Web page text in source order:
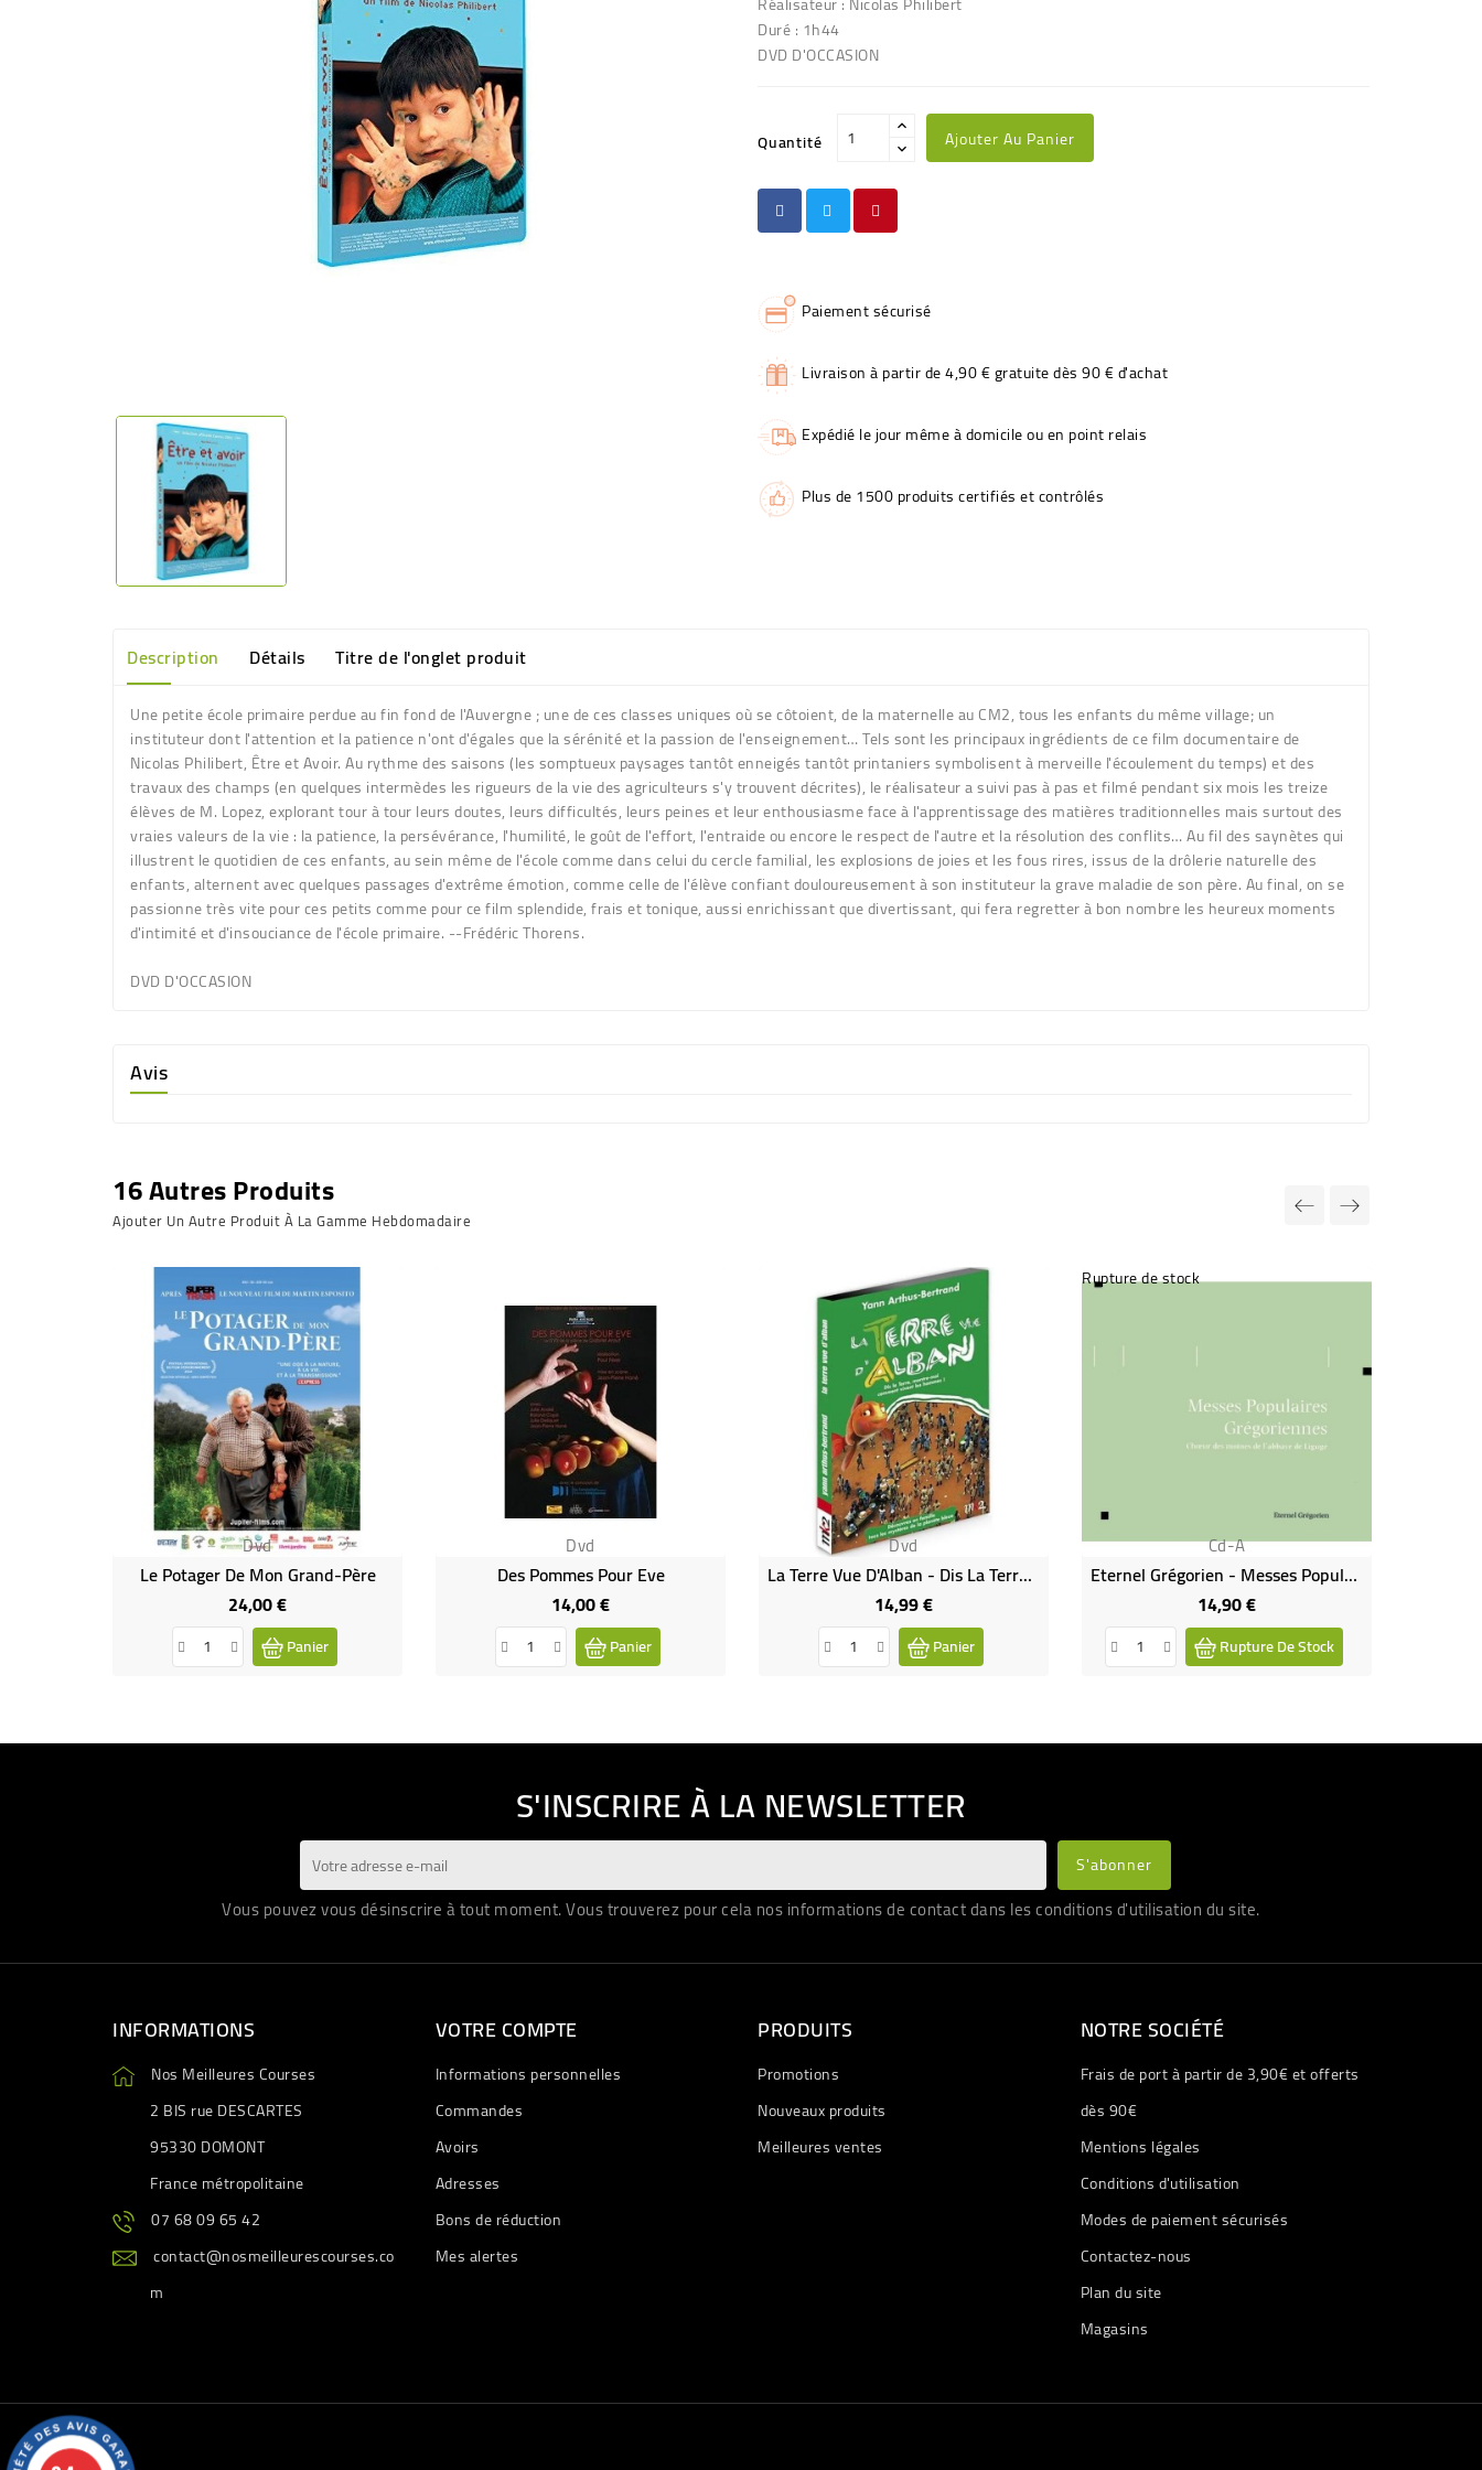
Duré : 1h44
DVD D'OCCASION
Quantité Ajouter Au Panier
Paiement sécurisé
Livraison à partir de 4,90 € gratuite dès 90 € d'achat
Expédié le jour même à domicile ou en point relais
Plus de 1500 produits certifiés et contrôlés
Description Détails Titre de l'onglet produit
Une petite école primaire perdue au fin fond de l'Auvergne ; une de ces classes uniques où se côtoient, de la maternelle au CM2, tous les enfants du même village; un
instituteur dont l'attention et la patience n'ont d'égales que la sérénité et la passion de l'enseignement… Tels sont les principaux ingrédients de ce film documentaire de
Nicolas Philibert, Être et Avoir. Au rythme des saisons (les somptueux paysages tantôt enneigés tantôt printaniers symbolisent à merveille l'écoulement du temps) et des
travaux des champs (en quelques intermèdes les rigueurs de la vie des agriculteurs s'y trouvent décrites), le réalisateur a suivi pas à pas et filmé pendant six mois les treize
élèves de M. Lopez, explorant tour à tour leurs doutes, leurs difficultés, leurs peines et leur enthousiasme face à l'apprentissage des matières traditionnelles mais surtout des
vraies valeurs de la vie : la patience, la persévérance, l'humilité, le goût de l'effort, l'entraide ou encore le respect de l'autre et la résolution des conflits… Au fil des saynètes qui
illustrent le quotidien de ces enfants, au sein même de l'école comme dans celui du cercle familial, les explosions de joies et les fous rires, issus de la drôlerie naturelle des
enfants, alternent avec quelques passages d'extrême émotion, comme celle de l'élève confiant douloureusement à son instituteur la grave maladie de son père. Au final, on se
passionne très vite pour ces petits comme pour ce film splendide, frais et tonique, aussi enrichissant que divertissant, qui fera regretter à bon nombre les heureux moments
d'intimité et d'insouciance de l'école primaire. --Frédéric Thorens.
DVD D'OCCASION
Avis
16 Autres Produits
Ajouter Un Autre Produit À La Gamme Hebdomadaire
Dvd
Le Potager De Mon Grand-Père
24,00 €Prix
Panier
Dvd
Des Pommes Pour Eve
14,00 €Prix
Panier
Dvd
La Terre Vue D'Alban - Dis La Terre, Montre-Moi Comment Vivent Les Hommes ! (DVD Occasion)
14,99 €Prix
Panier
Rupture de stock
Cd-A
Eternel Grégorien - Messes Populaires Grégoriennes
14,90 €Prix
Rupture De Stock
S'INSCRIRE À LA NEWSLETTER
Vous pouvez vous désinscrire à tout moment. Vous trouverez pour cela nos informations de contact dans les conditions d'utilisation du site.
INFORMATIONS
Nos Meilleures Courses
2 BIS rue DESCARTES
95330 DOMONT
France métropolitaine
07 68 09 65 42
contact@nosmeilleurescourses.co
m
VOTRE COMPTE
Informations personnelles
Commandes
Avoirs
Adresses
Bons de réduction
Mes alertes
PRODUITS
Promotions
Nouveaux produits
Meilleures ventes
NOTRE SOCIÉTÉ
Frais de port à partir de 3,90€ et offerts
dès 90€
Mentions légales
Conditions d'utilisation
Modes de paiement sécurisés
Contactez-nous
Plan du site
Magasins